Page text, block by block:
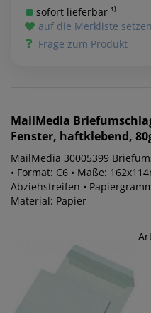
sofort lieferbar ¹⁾
auf die Merkliste setzen
Frage zum Produkt
MailMedia
Fenster, haftklebend,
MailMedia 30005399
• Format: C6 • Maße:
Abziehstreifen •
Material: Papier